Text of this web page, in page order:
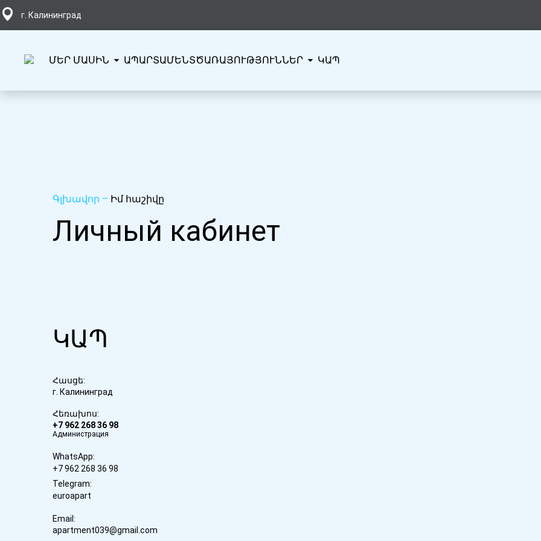
г. Калининград
ՄԵՐ ՄԱՍԻՆ ԱՊԱՐՏԱՄԵՆՏԾԱՌԱՅՈՒԹՅՈՒՆՆԵՐ ԿԱՊ
Գլխավոր – Իմ հաշիվը
Личный кабинет
ԿԱՊ
Հասցե:
г. Калининград
Հեռախոս:
+7 962 268 36 98
Администрация
WhatsApp:
+7 962 268 36 98
Telegram:
euroapart
Email:
apartment039@gmail.com